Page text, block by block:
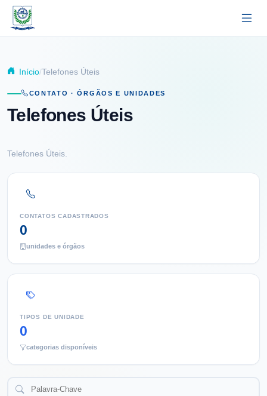
Pular para o conteúdo principal
Início Telefones Úteis
CONTATO · ÓRGÃOS E UNIDADES
Telefones Úteis
Telefones Úteis.
CONTATOS CADASTRADOS
0
unidades e órgãos
TIPOS DE UNIDADE
0
categorias disponíveis